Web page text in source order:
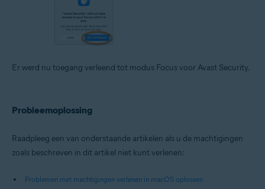
Er werd nu toegang verleend tot modus Focus voor Avast Security.
Probleemoplossing
Raadpleeg een van onderstaande artikelen als u de machtigingen
zoals beschreven in dit artikel niet kunt verlenen:
Problemen met machtigingen verlenen in macOS oplossen